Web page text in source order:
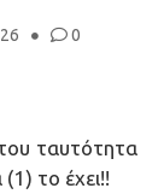
0
ταυτότητα
το έχει!!